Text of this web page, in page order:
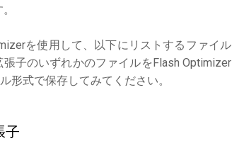
を使用して、以下にリストするファイル
子のいずれかのファイルをFlash Optimizer
形式で保存してみてください。
子